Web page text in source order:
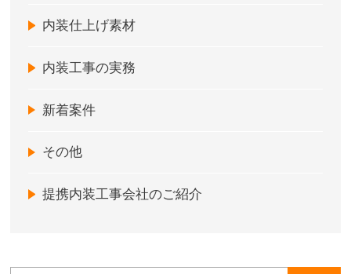
内装仕上げ素材
内装工事の実務
新着案件
その他
提携内装工事会社のご紹介